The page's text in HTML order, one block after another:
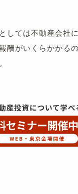
しては不動産会社
酬がいくらかかる